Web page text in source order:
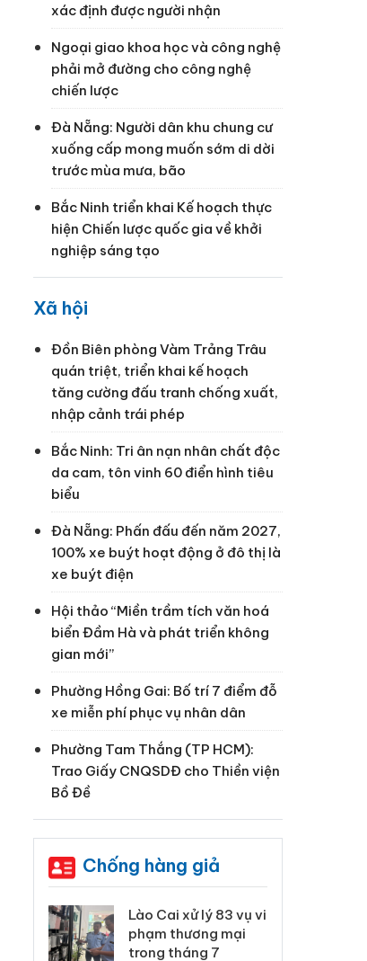
xác định được người nhận
Ngoại giao khoa học và công nghệ
phải mở đường cho công nghệ
chiến lược
Đà Nẵng: Người dân khu chung cư
xuống cấp mong muốn sớm di dời
trước mùa mưa, bão
Bắc Ninh triển khai Kế hoạch thực
hiện Chiến lược quốc gia về khởi
nghiệp sáng tạo
Xã hội
Đồn Biên phòng Vàm Trảng Trâu
quán triệt, triển khai kế hoạch
tăng cường đấu tranh chống xuất,
nhập cảnh trái phép
Bắc Ninh: Tri ân nạn nhân chất độc
da cam, tôn vinh 60 điển hình tiêu
biểu
Đà Nẵng: Phấn đấu đến năm 2027,
100% xe buýt hoạt động ở đô thị là
xe buýt điện
Hội thảo “Miền trầm tích văn hoá
biển Đầm Hà và phát triển không
gian mới”
Phường Hồng Gai: Bố trí 7 điểm đỗ
xe miễn phí phục vụ nhân dân
Phường Tam Thắng (TP HCM):
Trao Giấy CNQSDĐ cho Thiền viện
Bồ Đề
Chống hàng giả
Lào Cai xử lý 83 vụ vi
phạm thương mại
trong tháng 7